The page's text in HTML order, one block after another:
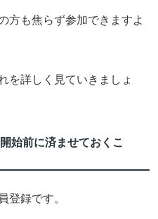
方も焦らず参加できますよ
を詳しく見ていきましょ
始前に済ませておくこ
登録です。